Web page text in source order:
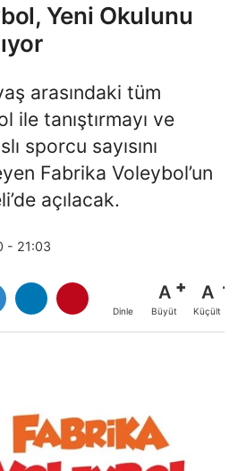
Yeni Okulunu
arasındaki tüm
ile tanıştırmayı ve
sporcu sayısını
Fabrika Voleybol’un
açılacak.
- 21:03
Dinle
A
Büyüt
A
Küçült